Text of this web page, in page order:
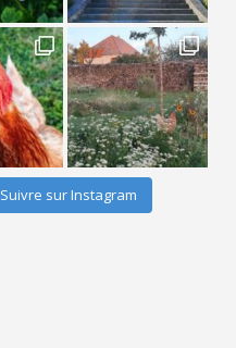
Suivre sur Instagram